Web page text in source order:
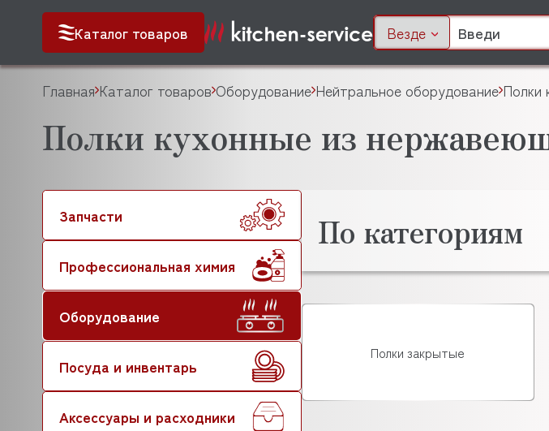
Каталог товаров Везде
Главная Каталог товаров Оборудование Нейтральное оборудование Полки
Полки кухонные из
Запчасти
Профессиональная химия
Оборудование
Посуда и инвентарь
Аксессуары и расходники
По категориям
Полки закрытые